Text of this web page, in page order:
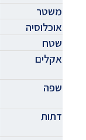
משטר
אוכלוסיה
שטח
אקלים
שפה
דתות